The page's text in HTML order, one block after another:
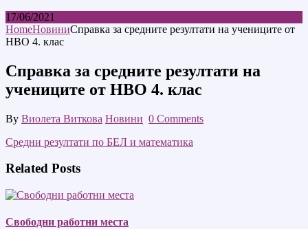
17/06/2021
HomeНовиниСправка за средните резултати на учениците от
НВО 4. клас
Справка за средните резултати на
учениците от НВО 4. клас
By Виолета Виткова Новини 0 Comments
Средни резултати по БЕЛ и математика
Related Posts
Свободни работни места